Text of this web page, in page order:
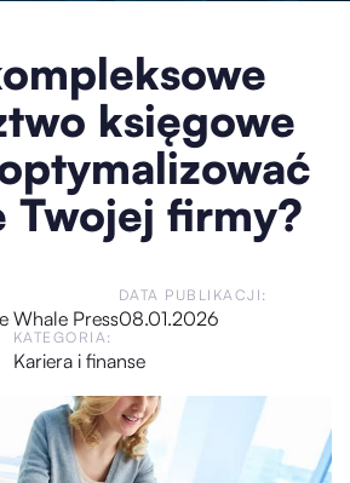
księgowe
Twojej firmy?
Whale Press
DATA PUBLIKACJI:
08.01.2026
KATEGORIA:
Kariera i finanse